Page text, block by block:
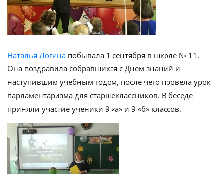
Наталья Логина побывала 1 сентября в школе № 11.
Она поздравила собравшихся с Днем знаний и
наступившим учебным годом, после чего провела урок
парламентаризма для старшеклассников. В беседе
приняли участие ученики 9 «а» и 9 «б» классов.